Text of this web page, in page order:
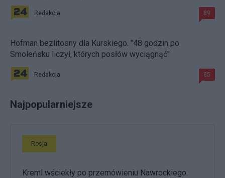
Redakcja 89
Hofman bezlitosny dla Kurskiego. "48 godzin po
Smoleńsku liczył, których posłów wyciągnąć"
Redakcja 85
Najpopularniejsze
Rosja
Kreml wściekły po przemówieniu Nawrockiego.